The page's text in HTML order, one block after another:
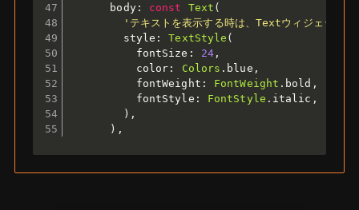
      body
: const Text (
'テキストを表示する時は、Textウィジェット
        style
: TextStyle (
          fontSize
: 24 ,
          color
: Colors . blue ,
          fontWeight
: FontWeight . bold ,
          fontStyle
: FontStyle . italic ,
) ,
) ,